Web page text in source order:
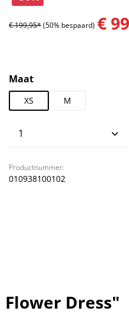
€ 199,95*(50% bespaard) €
Selecteer
Maat
XS M
Productnummer:
010938100102
Dress"